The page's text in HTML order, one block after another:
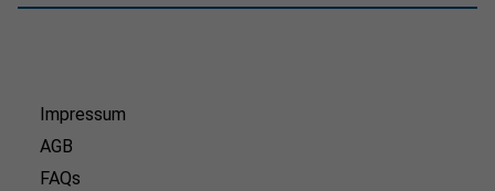
Impressum
AGB
FAQs